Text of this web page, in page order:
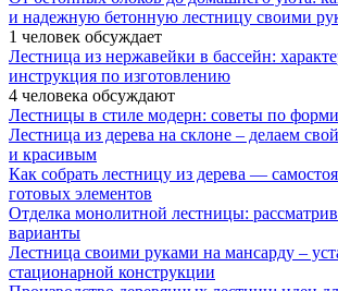
и надежную бетонную лестницу своими
1 человек обсуждает
Лестница из нержавейки в бассейн:
инструкция по изготовлению
4 человека обсуждают
Лестницы в стиле модерн: советы по
Лестница из дерева на склоне – делаем
и красивым
Как собрать лестницу из дерева —
готовых элементов
Отделка монолитной лестницы:
варианты
Лестница своими руками на мансарду –
стационарной конструкции